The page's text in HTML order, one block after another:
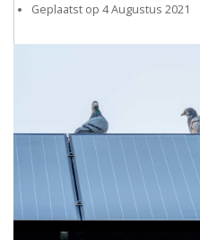
Geplaatst op 4 Augustus 2021